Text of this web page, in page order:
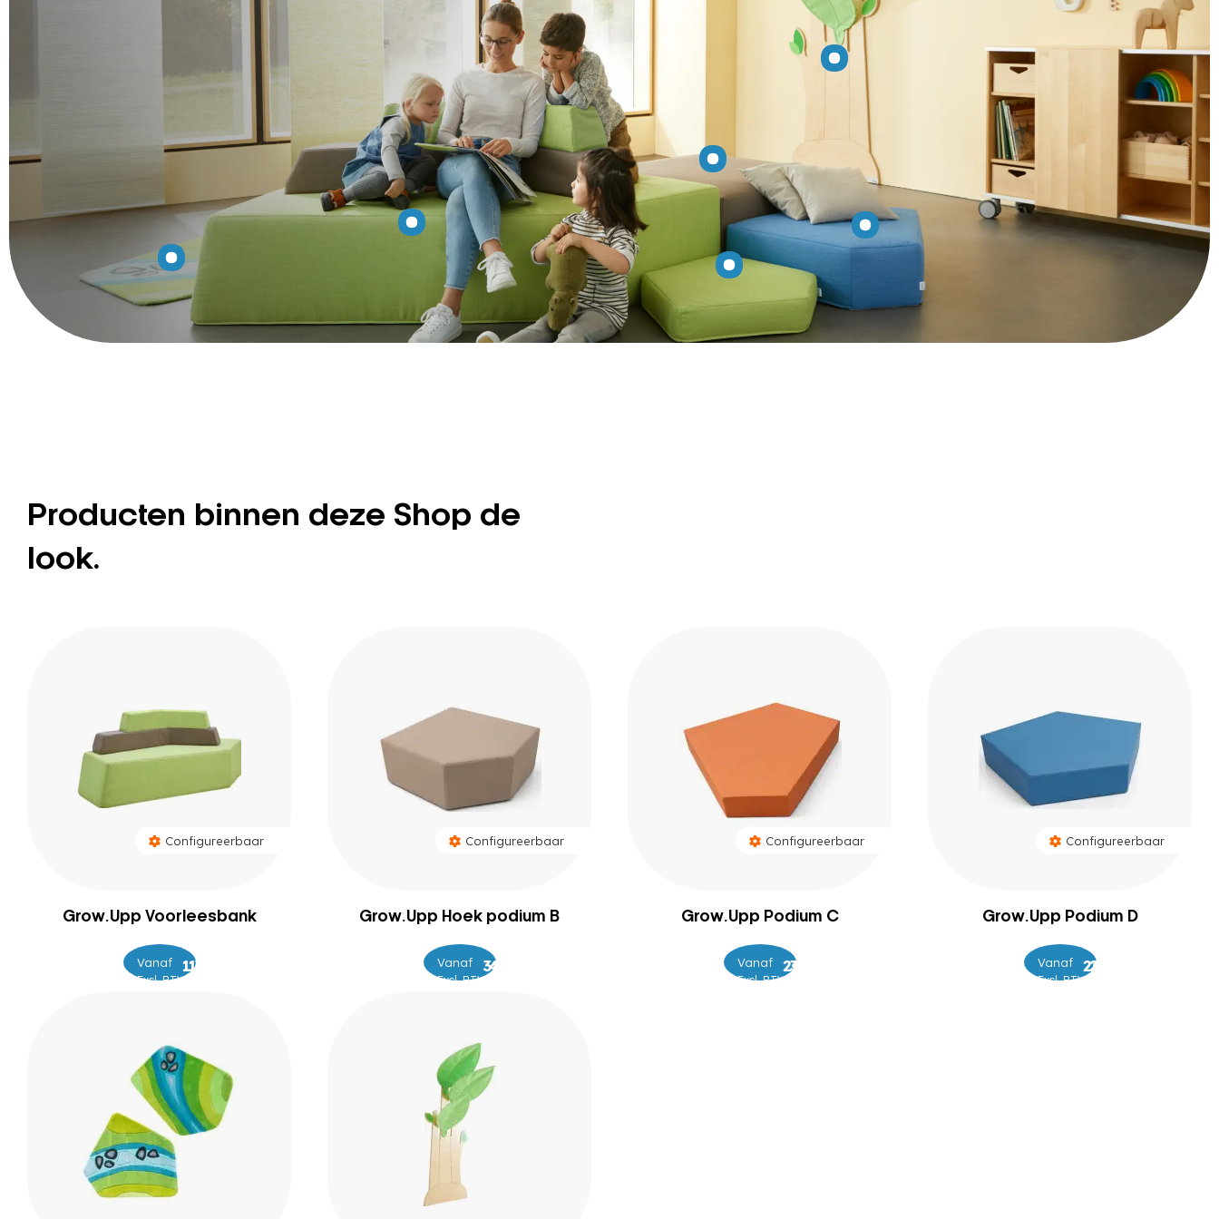
Producten binnen deze Shop de
look.
Configureerbaar
Grow.Upp Voorleesbank
Vanaf 1.319
1.399
Excl. BTW
Configureerbaar
Grow.Upp Hoek podium B
Vanaf 389
469
Excl. BTW
Configureerbaar
Grow.Upp Podium C
Vanaf 249
349
Excl. BTW
Configureerbaar
Grow.Upp Podium D
Vanaf 209
229
Excl. BTW